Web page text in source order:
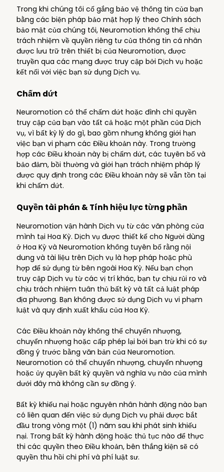
Trong khi chúng tôi cố gắng bảo vệ thông tin của bạn
bằng các biện pháp bảo mật hợp lý theo Chính sách
bảo mật của chúng tôi, Neuromotion không thể chịu
trách nhiệm về quyền riêng tư của thông tin cá nhân
được lưu trữ trên thiết bị của Neuromotion, được
truyền qua các mạng được truy cập bởi Dịch vụ hoặc
kết nối với việc bạn sử dụng Dịch vụ.
Chấm dứt
Neuromotion có thể chấm dứt hoặc đình chỉ quyền
truy cập của bạn vào tất cả hoặc một phần của Dịch
vụ, vì bất kỳ lý do gì, bao gồm nhưng không giới hạn
việc bạn vi phạm các Điều khoản này. Trong trường
hợp các Điều khoản này bị chấm dứt, các tuyên bố và
bảo đảm, bồi thường và giới hạn trách nhiệm pháp lý
được quy định trong các Điều khoản này sẽ vẫn tồn tại
khi chấm dứt.
Quyền tài phán & Tính hiệu lực từng phần
Neuromotion vận hành Dịch vụ từ các văn phòng của
mình tại Hoa Kỳ. Dịch vụ được thiết kế cho Người dùng
ở Hoa Kỳ và Neuromotion không tuyên bố rằng nội
dung và tài liệu trên Dịch vụ là hợp pháp hoặc phù
hợp để sử dụng từ bên ngoài Hoa Kỳ. Nếu bạn chọn
truy cập Dịch vụ từ các vị trí khác, bạn tự chịu rủi ro và
chịu trách nhiệm tuân thủ bất kỳ và tất cả luật pháp
địa phương. Bạn không được sử dụng Dịch vụ vi phạm
luật và quy định xuất khẩu của Hoa Kỳ.
Các Điều khoản này không thể chuyển nhượng,
chuyển nhượng hoặc cấp phép lại bởi bạn trừ khi có sự
đồng ý trước bằng văn bản của Neuromotion.
Neuromotion có thể chuyển nhượng, chuyển nhượng
hoặc ủy quyền bất kỳ quyền và nghĩa vụ nào của mình
dưới đây mà không cần sự đồng ý.
Bất kỳ khiếu nại hoặc nguyên nhân hành động nào bạn
có liên quan đến việc sử dụng Dịch vụ phải được bắt
đầu trong vòng một (1) năm sau khi phát sinh khiếu
nại. Trong bất kỳ hành động hoặc thủ tục nào để thực
thi các quyền theo Điều khoản, bên thắng kiện sẽ có
quyền thu hồi chi phí và phí luật sư.